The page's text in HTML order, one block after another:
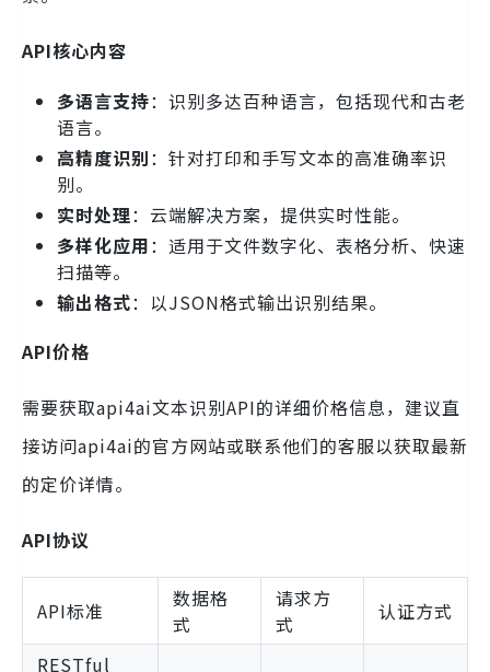
API核心内容
多语言支持：识别多达百种语言，包括现代和古老
语言。
高精度识别：针对打印和手写文本的高准确率识
别。
实时处理：云端解决方案，提供实时性能。
多样化应用：适用于文件数字化、表格分析、快速
扫描等。
输出格式：以JSON格式输出识别结果。
API价格
需要获取api4ai文本识别API的详细价格信息，建议直
接访问api4ai的官方网站或联系他们的客服以获取最新
的定价详情。
API协议
API标准
数据格
式
请求方
式
认证方式
RESTful